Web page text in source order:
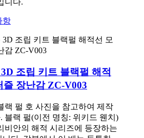
항
조립 키트 블랙펄 해적
즐 장난감 ZC-V003
랙 펄 호 사진을 참고하여 제작
블랙 펄(이전 명칭: 위키드 웬치)
비안의 해적 시리즈에 등장하는